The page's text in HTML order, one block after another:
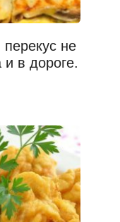
не
в дороге.